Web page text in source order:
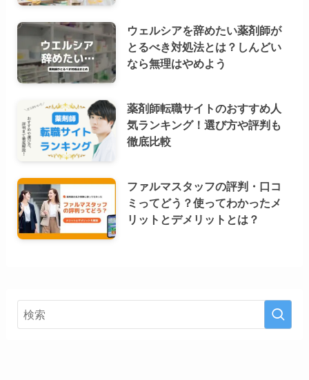
ウェルシアを辞めたい薬剤師が
とるべき対処法とは？しんどい
なら無理はやめよう
薬剤師転職サイトのおすすめ人
気ランキング！選び方や評判も
徹底比較
ファルマスタッフの評判・口コ
ミってどう？使ってわかったメ
リットとデメリットとは？